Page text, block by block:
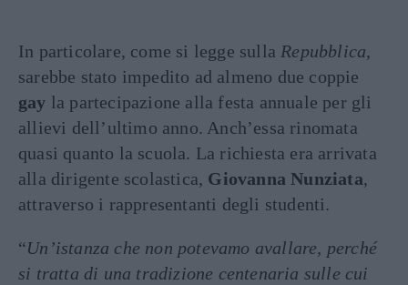
In particolare, come si legge sulla Repubblica,
sarebbe stato impedito ad almeno due coppie
gay la partecipazione alla festa annuale per gli
allievi dell’ultimo anno. Anch’essa rinomata
quasi quanto la scuola. La richiesta era arrivata
alla dirigente scolastica, Giovanna Nunziata,
attraverso i rappresentanti degli studenti.
“Un’istanza che non potevamo avallare, perché
si tratta di una tradizione centenaria sulle cui